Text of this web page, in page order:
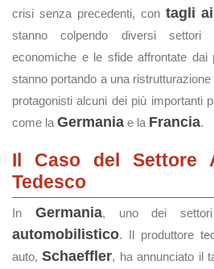
crisi senza precedenti, con tagli
stanno colpendo diversi settori
economiche e le sfide affrontate dai
stanno portando a una
protagonisti alcuni dei più importanti
come la Germania e la Francia.
Il Caso del Settore
Tedesco
In Germania, uno dei
automobilistico. Il produttore
auto,Schaeffler, ha annunciato il